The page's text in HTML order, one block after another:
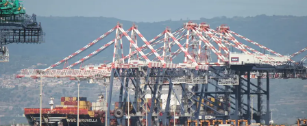
SOCIETÀ
CULTURA
ECONOMIA E LAVORO
EVENTI